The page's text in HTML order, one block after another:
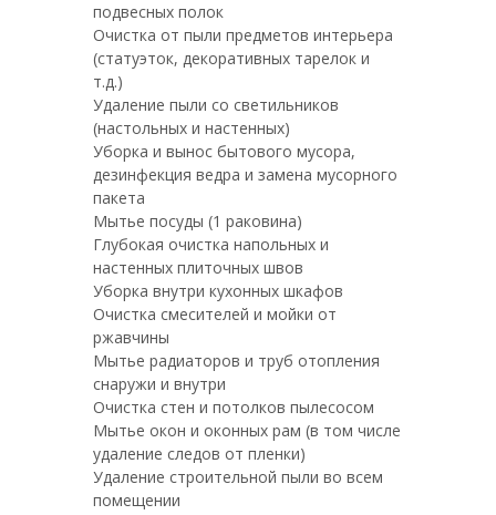
подвесных полок
Очистка от пыли предметов интерьера
(статуэток, декоративных тарелок и
т.д.)
Удаление пыли со светильников
(настольных и настенных)
Уборка и вынос бытового мусора,
дезинфекция ведра и замена мусорного
пакета
Мытье посуды (1 раковина)
Глубокая очистка напольных и
настенных плиточных швов
Уборка внутри кухонных шкафов
Очистка смесителей и мойки от
ржавчины
Мытье радиаторов и труб отопления
снаружи и внутри
Очистка стен и потолков пылесосом
Мытье окон и оконных рам (в том числе
удаление следов от пленки)
Удаление строительной пыли во всем
помещении